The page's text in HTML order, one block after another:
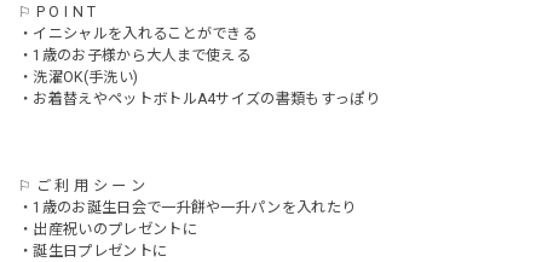
⚐ P O I N T
・イニシャルを入れることができる
・1歳のお子様から大人まで使える
・洗濯OK(手洗い)
・お着替えやペットボトルA4サイズの書類もすっぽり
⚐ ご 利 用 シ ー ン
・1歳のお誕生日会で一升餅や一升パンを入れたり
・出産祝いのプレゼントに
・誕生日プレゼントに